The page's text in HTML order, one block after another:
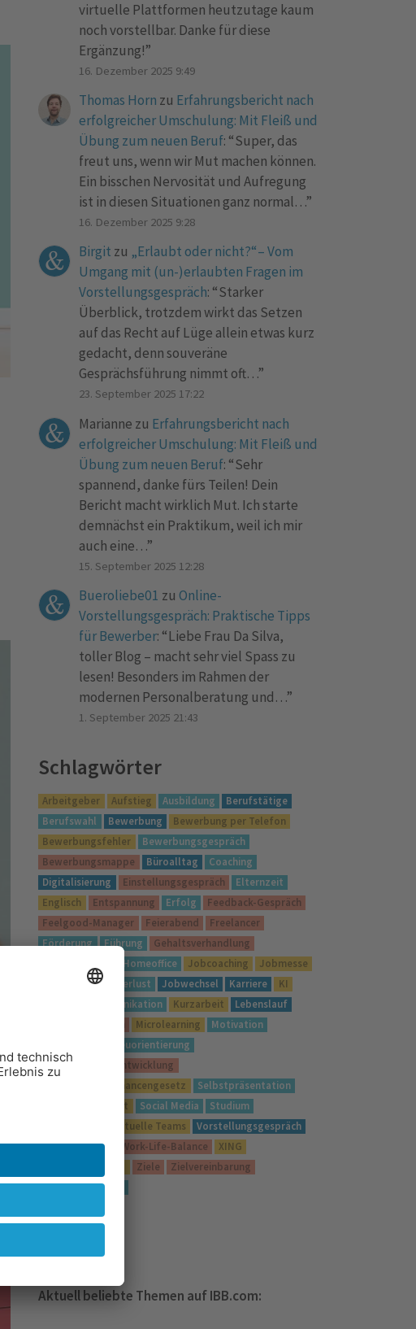
virtuelle Plattformen heutzutage kaum
noch vorstellbar. Danke für diese
Ergänzung!”
16. Dezember 2025 9:49
Thomas Horn zu Erfahrungsbericht nach
erfolgreicher Umschulung: Mit Fleiß und
Übung zum neuen Beruf: “Super, das
freut uns, wenn wir Mut machen können.
Ein bisschen Nervosität und Aufregung
ist in diesen Situationen ganz normal…”
16. Dezember 2025 9:28
Birgit zu „Erlaubt oder nicht?“– Vom
Umgang mit (un-)erlaubten Fragen im
Vorstellungsgespräch: “Starker
Überblick, trotzdem wirkt das Setzen
auf das Recht auf Lüge allein etwas kurz
gedacht, denn souveräne
Gesprächsführung nimmt oft…”
23. September 2025 17:22
Marianne zu Erfahrungsbericht nach
erfolgreicher Umschulung: Mit Fleiß und
Übung zum neuen Beruf: “Sehr
spannend, danke fürs Teilen! Dein
Bericht macht wirklich Mut. Ich starte
demnächst ein Praktikum, weil ich mir
auch eine…”
15. September 2025 12:28
Bueroliebe01 zu Online-
Vorstellungsgespräch: Praktische Tipps
für Bewerber: “Liebe Frau Da Silva,
toller Blog – macht sehr viel Spass zu
lesen! Besonders im Rahmen der
modernen Personalberatung und…”
1. September 2025 21:43
Schlagwörter
Arbeitgeber Aufstieg Ausbildung
Berufstätige
Berufswahl
Bewerbung
Bewerbung per Telefon
Bewerbungsfehler
Bewerbungsgespräch
Bewerbungsmappe
Büroalltag
Coaching
Digitalisierung
Einstellungsgespräch
Elternzeit
Englisch
Entspannung Erfolg
Feedback-Gespräch
Feelgood-Manager
Feierabend
Freelancer
Förderung
Führung
Gehaltsverhandlung
Homeoffice Jobcoaching
Jobmesse
Jobsuche
Jobverlust Jobwechsel Karriere
KI
Kommunikation Kurzarbeit
Lebenslauf
Microlearning
Motivation
Neuorientierung
Persönlichkeitsentwicklung
Qualifizierungschancengesetz
Selbstpräsentation
Selbstständigkeit
Social Media
Studium
Virtuelle Teams
Vorstellungsgespräch
Weiterbildung
Work-Life-Balance
XING
Ziele
Zielvereinbarung
Zusammenarbeit
Aktuell beliebte Themen auf IBB.com: